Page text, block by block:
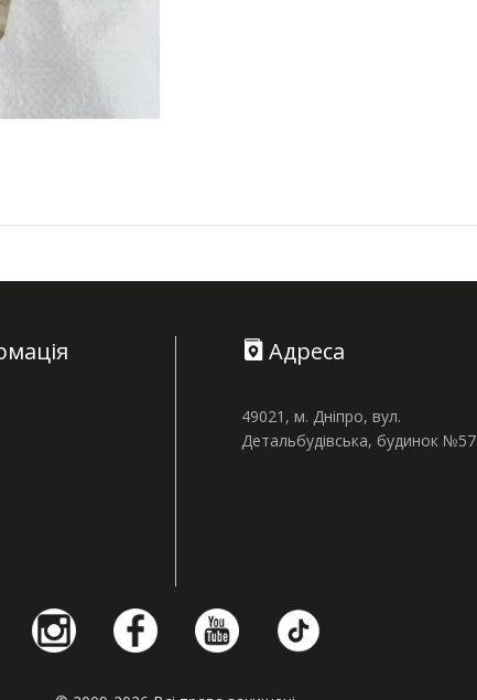
Адреса
49021, м. Дніпро, вул.
Детальбудівська, будинок №57